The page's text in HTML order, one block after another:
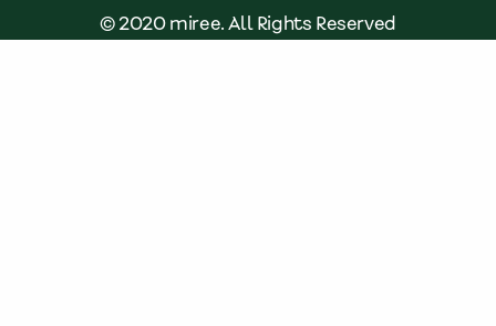
© 2020 miree. All Rights Reserved